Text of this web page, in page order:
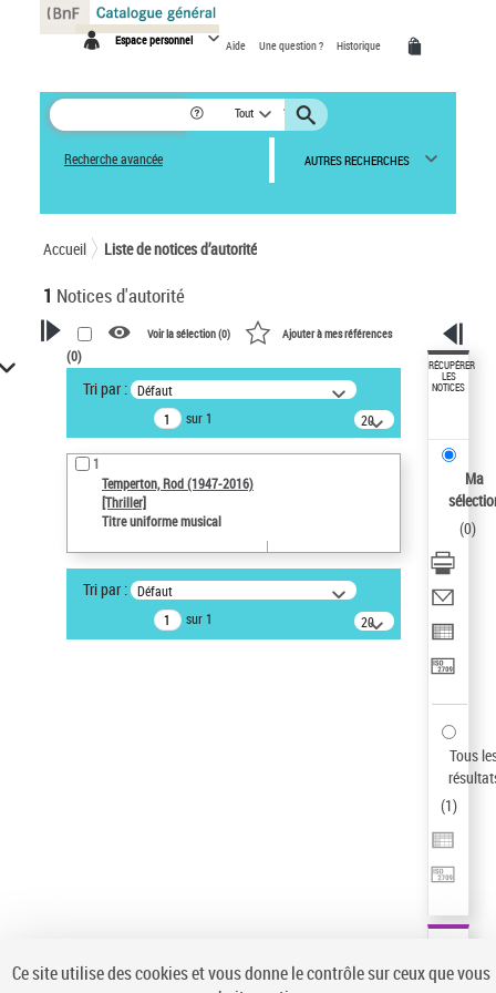
Espace personnel Aide Une question ? Historique
Tout
Recherche avancée AUTRES RECHERCHES
Accueil Liste de notices d’autorité
1 Notices d'autorité
VOTRE RECHERCHE
Recherche avancée dans les
notices d’autorité
Œuvres liées à l'auteur :
Temperton, Rod (1947-2016)
Auteur d’œuvre
Type de notice d'autorité
Voir la sélection (0) Ajouter à mes références
(0)
Tri par : Défaut
sur 1
20
résultats/page
1
Temperton, Rod (1947-2016)
[Thriller]
Titre uniforme musical
Tri par : Défaut
sur 1
20
résultats/page
RÉCUPÉRER
LES
NOTICES
Ma
(0)
Tous
(1)
Panneau de gestion des cookies
Ce site utilise des cookies et vous donne le contrôle sur ceux que vous